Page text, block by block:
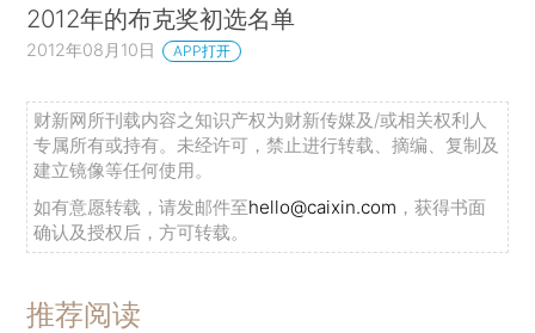
2012年的布克奖初选名单
2012年08月10日 APP打开
财新网所刊载内容之知识产权为财新传媒及/或相关权利人
专属所有或持有。未经许可，禁止进行转载、摘编、复制及
建立镜像等任何使用。
如有意愿转载，请发邮件至hello@caixin.com ，获得书面
确认及授权后，方可转载。
推荐阅读